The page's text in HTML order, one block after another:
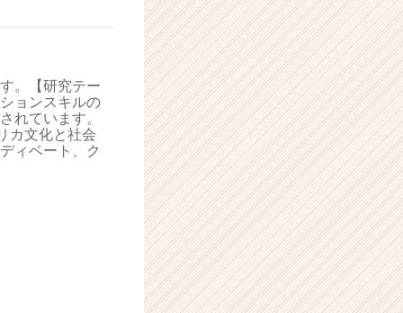
。【研究テー
ョンスキルの
れています。
カ文化と社会
ィベート、ク